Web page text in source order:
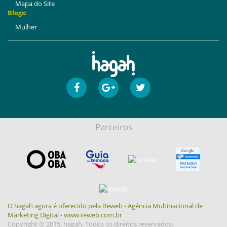
Mapa do Site
Blogs:
Mulher
Parceiros
O hagah agora é oferecido pela Reweb - Agência Multinacional de
Marketing Digital - www.reweb.com.br
Copyright © 2015, hagah. Todos os direitos reservados.